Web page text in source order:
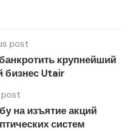
post
крупнейший
Utair
на изъятие акций
систем